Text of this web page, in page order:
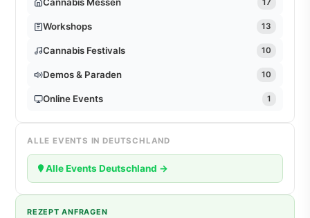
17
Workshops 13
Cannabis Festivals 10
Demos & Paraden 10
Online Events 1
ALLE EVENTS IN DEUTSCHLAND
Alle Events Deutschland →
REZEPT ANFRAGEN